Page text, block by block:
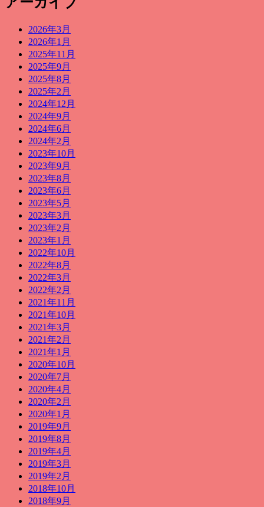
2026年3月
2026年1月
2025年11月
2025年9月
2025年8月
2025年2月
2024年12月
2024年9月
2024年6月
2024年2月
2023年10月
2023年9月
2023年8月
2023年6月
2023年5月
2023年3月
2023年2月
2023年1月
2022年10月
2022年8月
2022年3月
2022年2月
2021年11月
2021年10月
2021年3月
2021年2月
2021年1月
2020年10月
2020年7月
2020年4月
2020年2月
2020年1月
2019年9月
2019年8月
2019年4月
2019年3月
2019年2月
2018年10月
2018年9月